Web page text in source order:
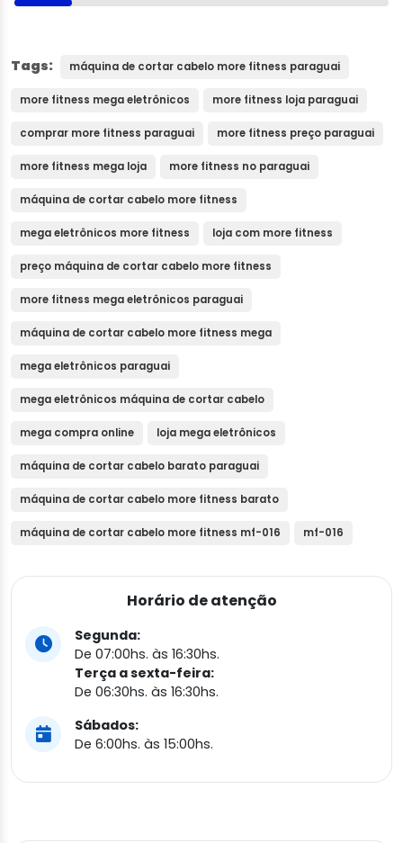
Tags: máquina de cortar cabelo more fitness paraguai
more fitness mega eletrônicos more fitness loja paraguai
comprar more fitness paraguai more fitness preço paraguai
more fitness mega loja more fitness no paraguai
máquina de cortar cabelo more fitness
mega eletrônicos more fitness loja com more fitness
preço máquina de cortar cabelo more fitness
more fitness mega eletrônicos paraguai
máquina de cortar cabelo more fitness mega
mega eletrônicos paraguai
mega eletrônicos máquina de cortar cabelo
mega compra online loja mega eletrônicos
máquina de cortar cabelo barato paraguai
máquina de cortar cabelo more fitness barato
máquina de cortar cabelo more fitness mf-016 mf-016
Horário de atenção
Segunda:
De 07:00hs. às 16:30hs.
Terça a sexta-feira:
De 06:30hs. às 16:30hs.
Sábados:
De 6:00hs. às 15:00hs.